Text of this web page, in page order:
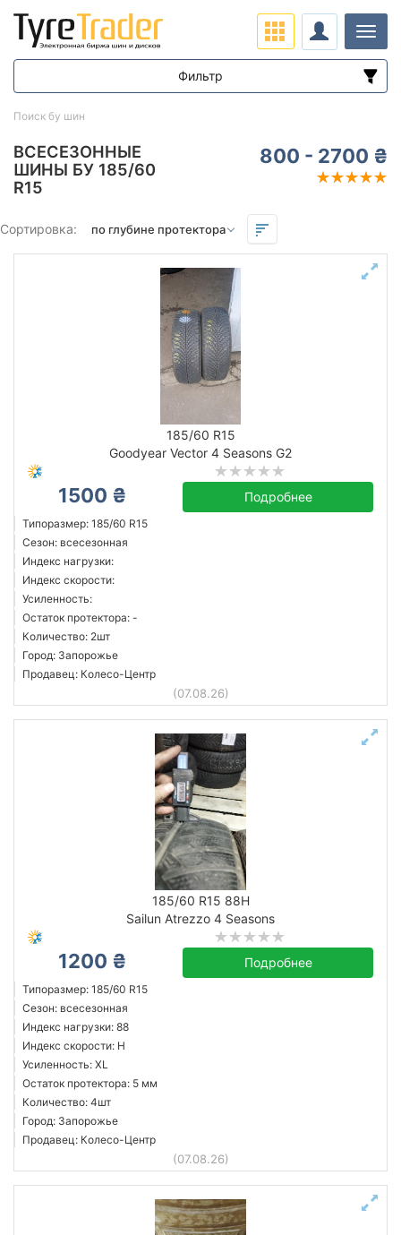
ВСЕСЕЗОННЫЕ
ШИНЫ БУ 185/60
R15
800 - 2700 ₴
Сортировка:
185/60 R15
Goodyear Vector 4 Seasons G2
1500 ₴ Подробнее
Типоразмер: 185/60 R15
Сезон: всесезонная
Индекс нагрузки:
Индекс скорости:
Усиленность:
Остаток протектора: -
Количество: 2шт
Город: Запорожье
Продавец: Колесо-Центр
(07.08.26)
185/60 R15 88H
Sailun Atrezzo 4 Seasons
1200 ₴ Подробнее
Типоразмер: 185/60 R15
Сезон: всесезонная
Индекс нагрузки: 88
Индекс скорости: H
Усиленность: XL
Остаток протектора: 5 мм
Количество: 4шт
Город: Запорожье
Продавец: Колесо-Центр
(07.08.26)
Поиск бу шин
Фильтр
Диапазон цен
от
Остаток протектора в мм.
от до
Continental
Goodride
Goodyear
Hankook
Kleber
Kumho
Matador